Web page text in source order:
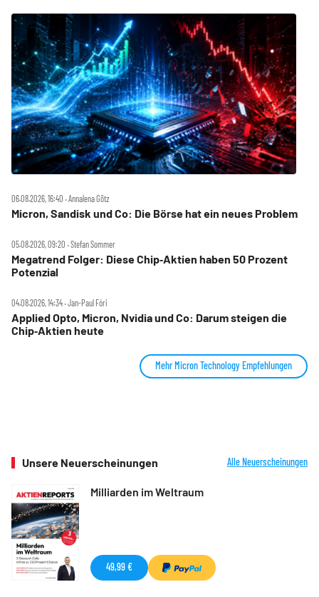
06.08.2026, 16:40 ‧ Annalena Götz
Micron, Sandisk und Co: Die Börse hat ein neues Problem
05.08.2026, 09:20 ‧ Stefan Sommer
Megatrend Folger: Diese Chip‑Aktien haben 50 Prozent
Potenzial
04.08.2026, 14:34 ‧ Jan-Paul Fóri
Applied Opto, Micron, Nvidia und Co: Darum steigen die
Chip‑Aktien heute
Mehr Micron Technology Empfehlungen
Unsere Neuerscheinungen Alle Neuerscheinungen
Milliarden im Weltraum
49,99 €